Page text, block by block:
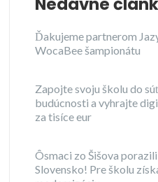
Ďakujeme partnerom
WocaBee šampionátu
Zapojte svoju školu do
budúcnosti a vyhrajte
za tisíce eur
Ôsmaci zo Šišova
Slovensko! Pre školu